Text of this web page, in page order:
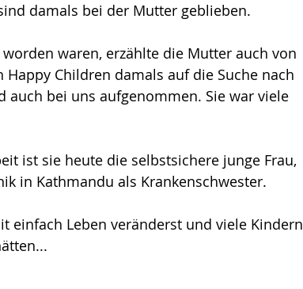
damals bei der Mutter geblieben.
waren, erzählte die Mutter auch von
Children damals auf die Suche nach
auch bei uns aufgenommen. Sie war viele
ist sie heute die selbstsichere junge Frau,
in Kathmandu als Krankenschwester.
einfach Leben veränderst und viele Kindern